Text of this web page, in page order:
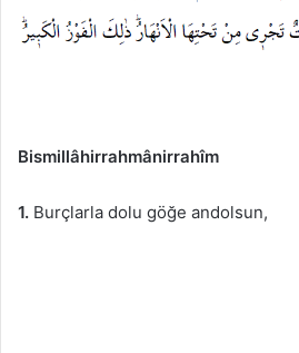
Bismillâhirrahmânirrahîm
1. Burçlarla dolu göğe andolsun,